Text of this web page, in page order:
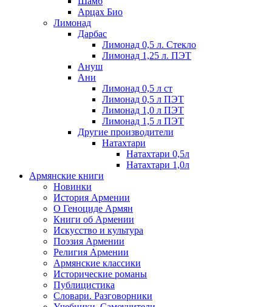
Арцах Био
Лимонад
Дарбас
Лимонад 0,5 л. Стекло
Лимонад 1,25 л. ПЭТ
Ануш
Ани
Лимонад 0,5 л ст
Лимонад 0,5 л ПЭТ
Лимонад 1,0 л ПЭТ
Лимонад 1,5 л ПЭТ
Другие производители
Натахтари
Натахтари 0,5л
Натахтари 1,0л
Армянские книги
Новинки
История Армении
О Геноциде Армян
Книги об Армении
Иcкусство и культура
Поэзия Армении
Религия Армении
Армянские классики
Исторические романы
Публицистика
Словари. Разговорники